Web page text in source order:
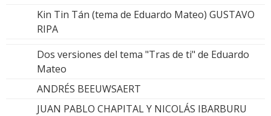
Kin Tin Tán (tema de Eduardo Mateo) GUSTAVO
RIPA
Dos versiones del tema "Tras de ti" de Eduardo
Mateo
ANDRÉS BEEUWSAERT
JUAN PABLO CHAPITAL Y NICOLÁS IBARBURU